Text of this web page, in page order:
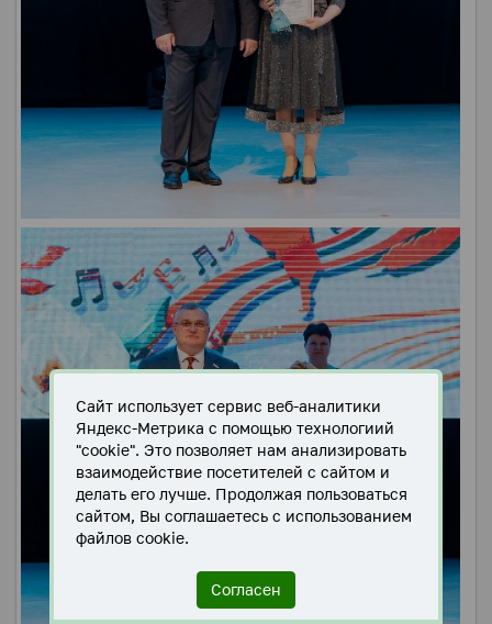
Сайт использует сервис веб-аналитики
Яндекс-Метрика с помощью технологиий
"cookie". Это позволяет нам анализировать
взаимодействие посетителей с сайтом и
делать его лучше. Продолжая пользоваться
сайтом, Вы соглашаетесь с использованием
файлов cookie.
Согласен